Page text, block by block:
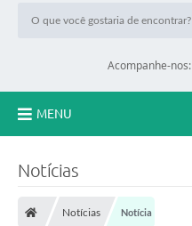
Acompanhe-nos:
MENU
Notícias
Notícias Notícia